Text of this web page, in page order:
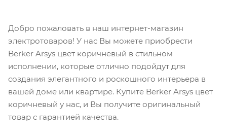
Добро пожаловать в наш интернет-магазин
электротоваров! У нас Вы можете приобрести
Berker Arsys цвет коричневый в стильном
исполнении, которые отлично подойдут для
создания элегантного и роскошного интерьера в
вашей доме или квартире. Купите Berker Arsys цвет
коричневый у нас, и Вы получите оригинальный
товар с гарантией качества.